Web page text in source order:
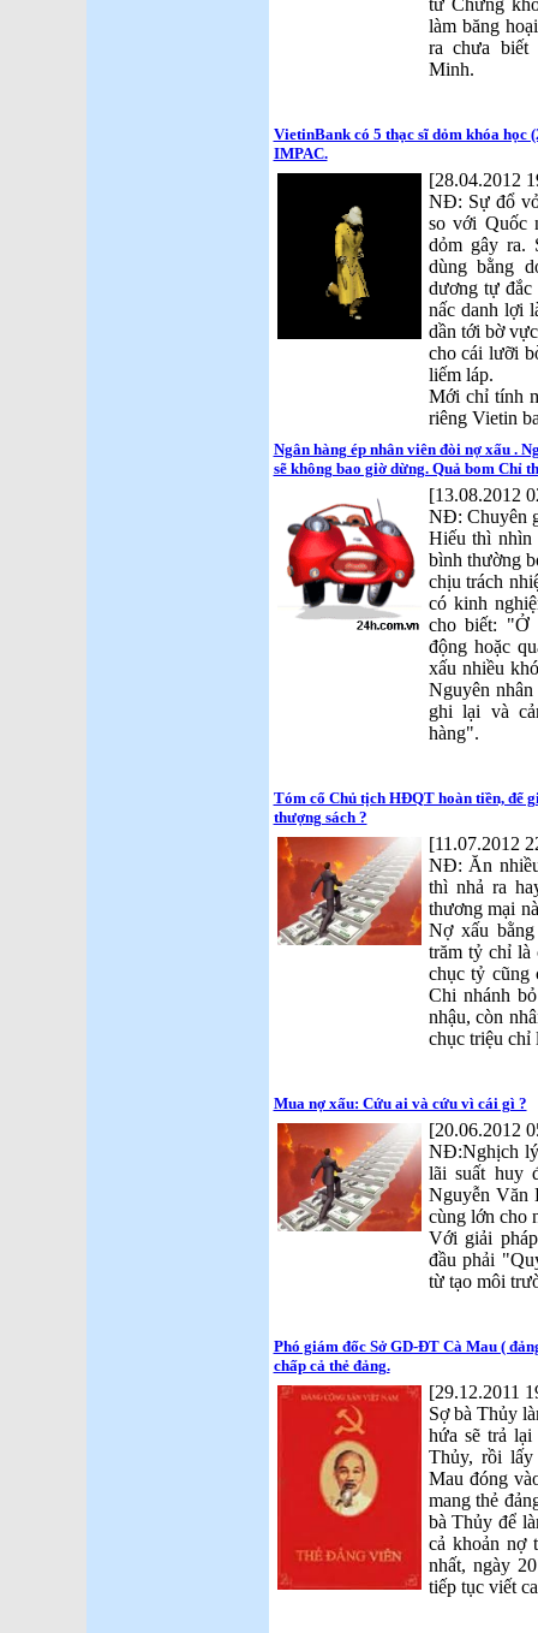
tư Chứng
làm băng
ra chưa
Minh.
VietinBank có 5 thạc sĩ dỏm khóa học
IMPAC.
[28.04.2012
NĐ: Sự đổ
so với Quốc
dỏm gây ra.
dùng bằng
dương tự
nấc danh lợi
dần tới bờ
cho cái lưỡi
liếm láp.
Mới chỉ tính
riêng Vietin
Ngân hàng ép nhân viên đòi nợ xấu .
sẽ không bao giờ dừng. Quả bom Chỉ
[13.08.2012
NĐ: Chuyên
Hiếu thì nhìn
bình thường
chịu trách
có kinh
cho biết: "Ở
động hoặc
xấu nhiều
Nguyên
ghi lại và
hàng".
Tóm cổ Chủ tịch HĐQT hoàn tiền, để
thượng sách ?
[11.07.2012
NĐ: Ăn
thì nhả ra
thương mại
Nợ xấu
trăm tỷ chỉ là
chục tỷ cũng
Chi nhánh
nhậu, còn
chục triệu chỉ
Mua nợ xấu: Cứu ai và cứu vì cái gì ?
[20.06.2012
NĐ:Nghịch
lãi suất huy
Nguyễn Văn
cùng lớn cho
Với giải
đầu phải
từ tạo môi
Phó giám đốc Sở GD-ĐT Cà Mau (
chấp cả thẻ đảng.
[29.12.2011
Sợ bà Thủy
hứa sẽ trả
Thủy, rồi
Mau đóng
mang thẻ
bà Thủy để
cả khoản nợ
nhất, ngày
tiếp tục viết